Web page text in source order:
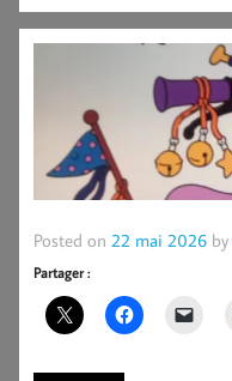
Posted on 22 mai 2026 by
Partager :